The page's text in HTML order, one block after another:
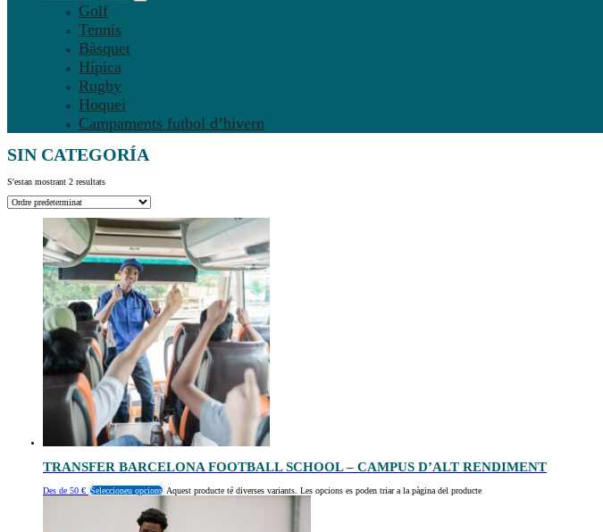
Golf
Tennis
Bàsquet
Hípica
Rugby
Hoquei
Campaments futbol d’hivern
SIN CATEGORÍA
S'estan mostrant 2 resultats
TRANSFER BARCELONA FOOTBALL SCHOOL – CAMPUS D’ALT RENDIMENT
Des de 50 € Seleccioneu opcions Aquest producte té diverses variants. Les opcions es poden triar a la pàgina del producte